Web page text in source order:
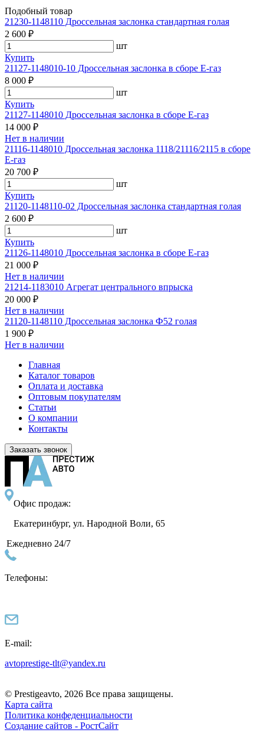
Подобный товар
21230-1148110 Дроссельная заслонка стандартная голая
2 600 ₽
шт
Купить
21127-1148010-10 Дроссельная заслонка в сборе Е-газ
8 000 ₽
шт
Купить
21127-1148010 Дроссельная заслонка в сборе Е-газ
14 000 ₽
Нет в наличии
21116-1148010 Дроссельная заслонка 1118/21116/2115 в сборе
Е-газ
20 700 ₽
шт
Купить
21120-1148110-02 Дроссельная заслонка стандартная голая
2 600 ₽
шт
Купить
21126-1148010 Дроссельная заслонка в сборе Е-газ
21 000 ₽
Нет в наличии
21214-1183010 Агрегат центрального впрыска
20 000 ₽
Нет в наличии
21120-1148110 Дроссельная заслонка Ф52 голая
1 900 ₽
Нет в наличии
Главная
Каталог товаров
Оплата и доставка
Оптовым покупателям
Статьи
О компании
Контакты
Заказать звонок
Офис продаж:
Екатеринбург, ул. Народной Воли, 65
Ежедневно 24/7
Телефоны:
E-mail:
avtoprestige-tlt@yandex.ru
© Prestigeavto, 2026 Все права защищены.
Карта сайта
Политика конфеденциальности
Создание сайтов - РостСайт